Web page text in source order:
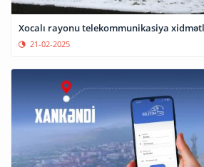
Xocalı rayonu telekommunikasiya
21-02-2025